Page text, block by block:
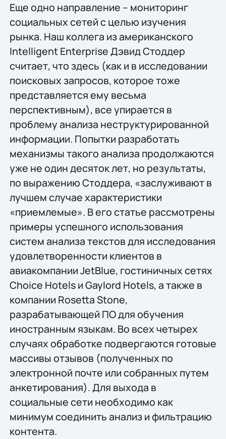
Еще одно направление – мониторинг
социальных сетей с целью изучения
рынка. Наш коллега из американского
Intelligent Enterprise Дэвид Стоддер
считает, что здесь (как и в исследовании
поисковых запросов, которое тоже
представляется ему весьма
перспективным), все упирается в
проблему анализа неструктурированной
информации. Попытки разработать
механизмы такого анализа продолжаются
уже не один десяток лет, но результаты,
по выражению Стоддера, «заслуживают в
лучшем случае характеристики
«приемлемые». В его статье рассмотрены
примеры успешного использования
систем анализа текстов для исследования
удовлетворенности клиентов в
авиакомпании JetBlue, гостиничных сетях
Choice Hotels и Gaylord Hotels, а также в
компании Rosetta Stone,
разрабатывающей ПО для обучения
иностранным языкам. Во всех четырех
случаях обработке подвергаются готовые
массивы отзывов (полученных по
электронной почте или собранных путем
анкетирования). Для выхода в
социальные сети необходимо как
минимум соединить анализ и фильтрацию
контента.